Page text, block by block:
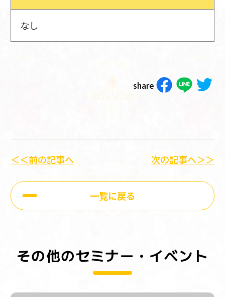
なし
share
＜＜前の記事へ
一覧に戻る
次の記事へ＞＞
その他のセミナー・イベント